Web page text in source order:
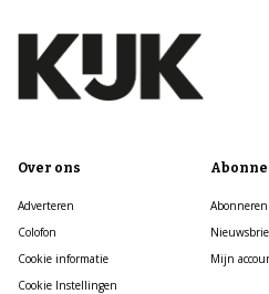
Over ons
Adverteren
Colofon
Cookie informatie
Cookie Instellingen
Abonneren
Mijn